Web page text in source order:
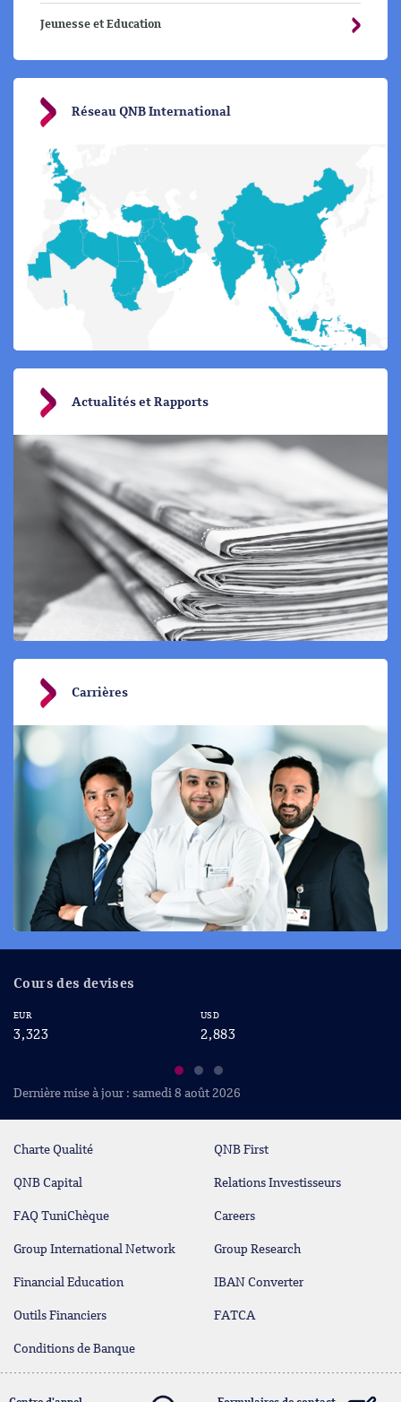
Jeunesse et Education
Réseau QNB International
Actualités et Rapports
Carrières
Cours des devises
EUR
3,323
USD
2,883
Dernière mise à jour : samedi 8 août 2026
Charte Qualité QNB First
QNB Capital Relations Investisseurs
FAQ TuniChèque Careers
Group International Network Group Research
Financial Education IBAN Converter
Outils Financiers FATCA
Conditions de Banque